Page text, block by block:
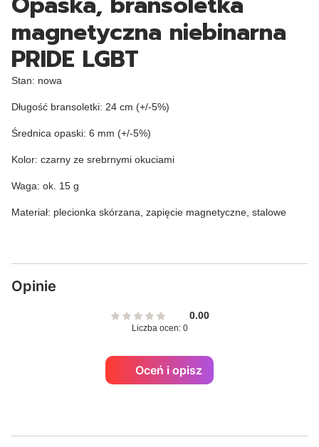
magnetyczna niebinarna
PRIDE LGBT
Stan: nowa
Długość bransoletki: 24 cm (+/-5%)
Średnica opaski: 6 mm (+/-5%)
Kolor: czarny ze srebrnymi okuciami
Waga: ok. 15 g
Materiał: plecionka skórzana, zapięcie magnetyczne, stalowe
Opinie
0.00
Liczba ocen: 0
Oceń i opisz